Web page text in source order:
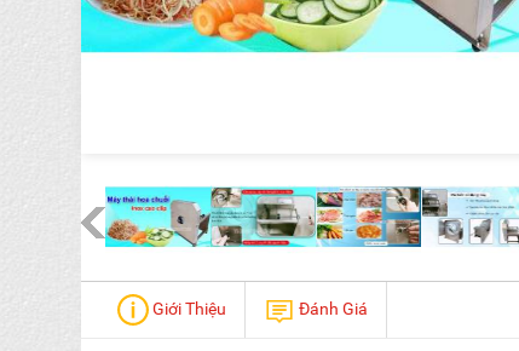
Giới Thiệu Đánh Giá